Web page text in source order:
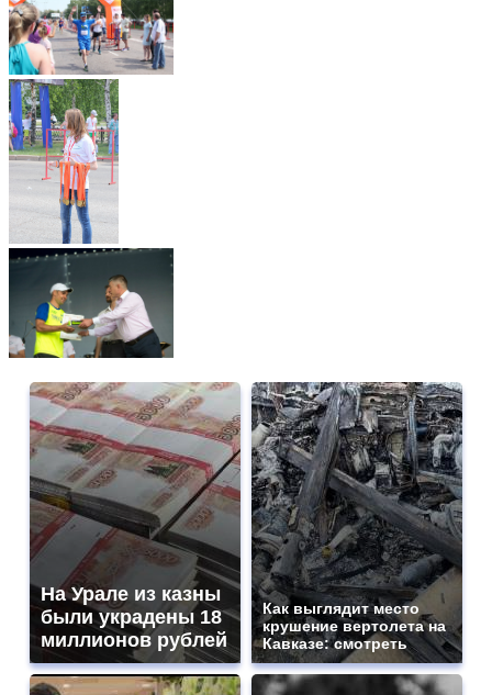
На Урале из казны
были украдены 18
миллионов рублей
Как выглядит место
крушение вертолета на
Кавказе: смотреть